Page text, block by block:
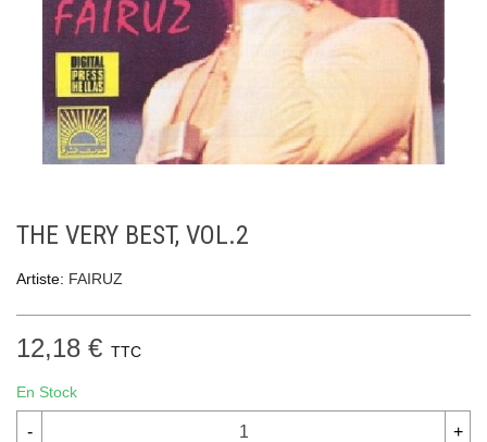
THE VERY BEST, VOL.2
Artiste: FAIRUZ
12,18 € TTC
En Stock
- +